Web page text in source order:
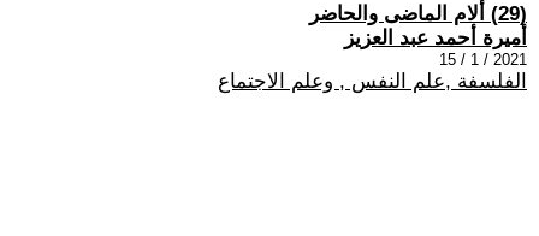
(29) ألام الماضى والحاضر
أميرة أحمد عبد العزيز
2021 / 1 / 15
الفلسفة ,علم النفس , وعلم الاجتماع